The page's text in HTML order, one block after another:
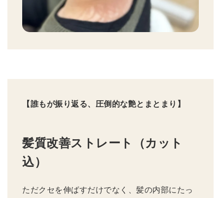
【誰もが振り返る、圧倒的な艶とまとまり】
髪質改善ストレート（カット
込）
ただクセを伸ばすだけでなく、髪の内部にたっ